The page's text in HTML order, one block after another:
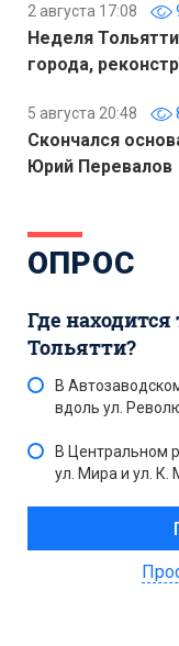
2 августа 17:08
Неделя
города,
5 августа 20:48
Скончался
Юрий Перевалов
ОПРОС
Где
Тольятти?
В
вдоль ул.
В Центральном
ул. Мира и ул. К.